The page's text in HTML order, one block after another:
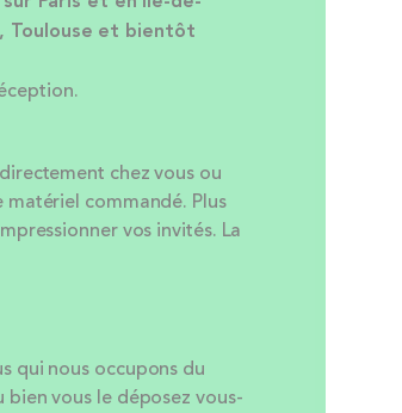
Toulouse et bientôt
chez vous ou
commandé. Plus
vos invités. La
qui nous occupons du
vous le déposez vous-